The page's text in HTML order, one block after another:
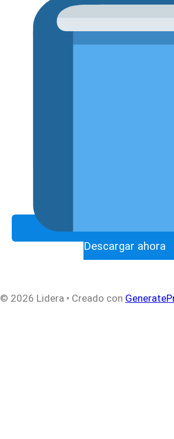
Descargar ahora
© 2026 Lidera • Creado con